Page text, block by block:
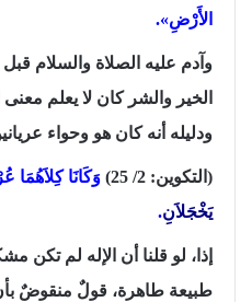
الأَرْضِ».
وآدم عليه الصلاة والسلام
الخير والشر كان لا يعلم
ودليله أنه كان هو وحواء
(التكوين: 2/ 25) وَكَانَا كِلاَهُمَا
يَخْجَلاَنِ.
إذا، لو قلنا أن الإله لم تكن
طبيعة طاهرة، قولٌ منقوضٌ